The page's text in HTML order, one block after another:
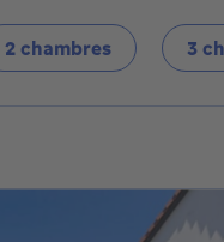
2 chambres 3